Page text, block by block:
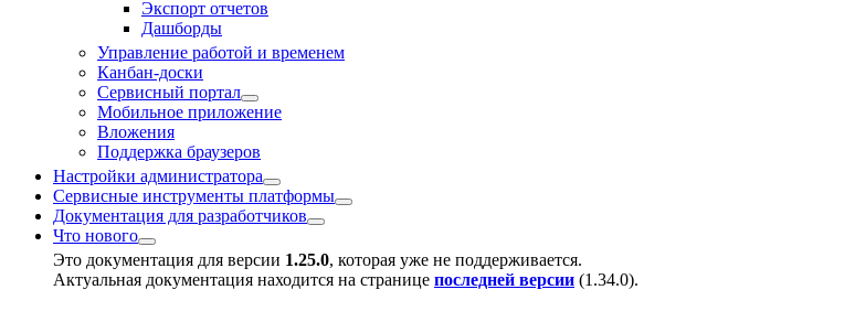
Экспорт отчетов
Дашборды
Управление работой и временем
Канбан-доски
Сервисный портал
Мобильное приложение
Вложения
Поддержка браузеров
Настройки администратора
Сервисные инструменты платформы
Документация для разработчиков
Что нового
Это документация для версии 1.25.0, которая уже не поддерживается.
Актуальная документация находится на странице последней версии (1.34.0).